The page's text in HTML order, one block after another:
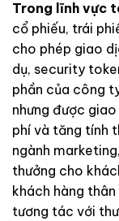
Trong lĩnh vực
cổ phiếu, trái
cho phép giao
dụ, security
phần của công
nhưng được
phí và tăng tính
ngành
thưởng cho
khách hàng
tương tác với